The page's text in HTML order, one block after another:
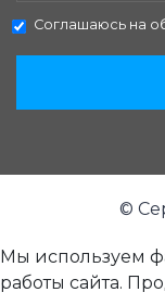
Соглашаюсь на
©
Мы используем
работы сайта.